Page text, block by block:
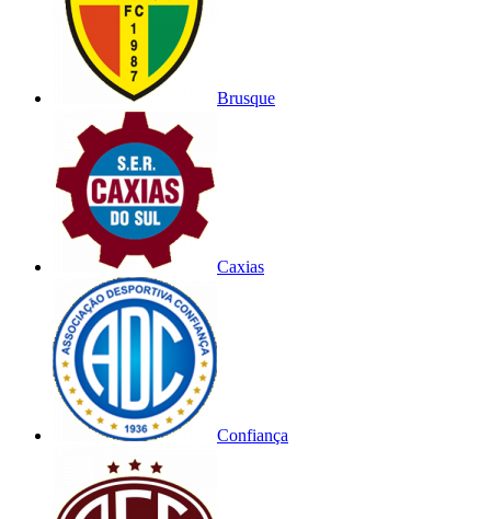
Brusque
Caxias
Confiança